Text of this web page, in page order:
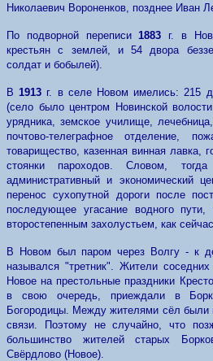
Николаевич Вороненков, позднее Иван
По подворной переписи1883 г. в
крестьян с землей, и 54 двора
солдат и бобылей).
В1913 г. в селе Новом имелись: 215
(село было центром Новинской
урядника, земское училище,
почтово-телеграфное отделение,
товарищество, казенная винная лавка,
стоянки пароходов. Словом,
административный и экономический
перенос сухопутной дороги после
последующее угасание водного
второстепенным захолустьем, как
В Новом был паром через Волгу - к
назывался "третник". Жители
Новое на престольные праздники
в свою очередь, приеждали в
Богородицы. Между жителями сёл были
связи. Поэтому не случайно, что
большинство жителей старых
Свёрдлово (Новое).